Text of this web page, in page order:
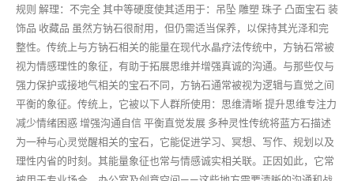
规则 解理：不完全 其中等硬度使其适用于：吊坠 雕塑 珠子 凸面宝石 装
饰品 收藏品 虽然方钠石很耐用，但仍需适当保养，以保持其光泽和完
整性。传统上与方钠石相关的能量在现代水晶疗法传统中，方钠石常被
视为情感理性的象征，有助于拓展思维并增强真诚的沟通。与那些仅与
强力保护或接地气相关的宝石不同，方钠石通常被视为逻辑与直觉之间
平衡的象征。传统上，它被以下人群所使用：思维清晰 提升思维专注力
减少情绪困惑 增强沟通自信 平衡直觉发展 多种灵性传统将蓝方石描述
为一种与心灵觉醒相关的宝石，它能促进学习、冥想、写作、规划以及
理性内省的时刻。其能量象征也常与情感诚实相关联。正因如此，它常